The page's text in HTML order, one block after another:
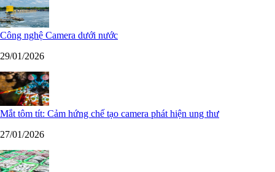
Công nghệ Camera dưới nước
29/01/2026
Mắt tôm tít: Cảm hứng chế tạo camera phát hiện ung thư
27/01/2026